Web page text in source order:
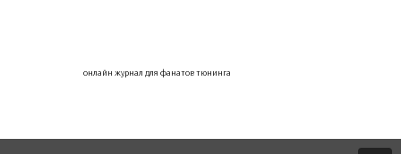
онлайн журнал для фанатов тюнинга